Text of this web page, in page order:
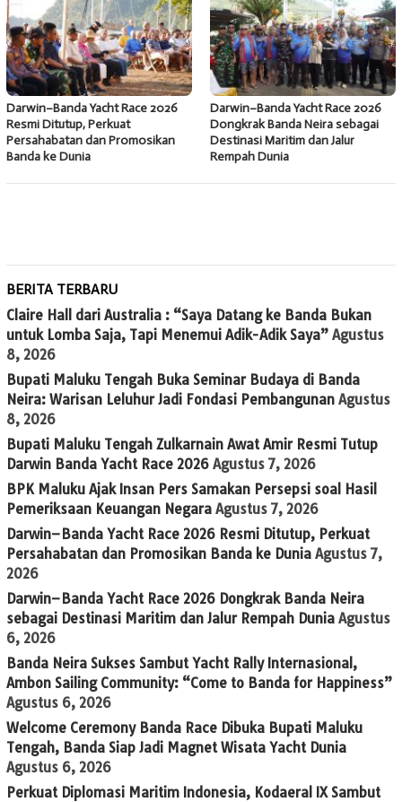
Darwin–Banda Yacht Race 2026
Resmi Ditutup, Perkuat
Persahabatan dan Promosikan
Banda ke Dunia
Darwin–Banda Yacht Race 2026
Dongkrak Banda Neira sebagai
Destinasi Maritim dan Jalur
Rempah Dunia
BERITA TERBARU
Claire Hall dari Australia : “Saya Datang ke Banda Bukan
untuk Lomba Saja, Tapi Menemui Adik-Adik Saya” Agustus
8, 2026
Bupati Maluku Tengah Buka Seminar Budaya di Banda
Neira: Warisan Leluhur Jadi Fondasi Pembangunan Agustus
8, 2026
Bupati Maluku Tengah Zulkarnain Awat Amir Resmi Tutup
Darwin Banda Yacht Race 2026 Agustus 7, 2026
BPK Maluku Ajak Insan Pers Samakan Persepsi soal Hasil
Pemeriksaan Keuangan Negara Agustus 7, 2026
Darwin–Banda Yacht Race 2026 Resmi Ditutup, Perkuat
Persahabatan dan Promosikan Banda ke Dunia Agustus 7,
2026
Darwin–Banda Yacht Race 2026 Dongkrak Banda Neira
sebagai Destinasi Maritim dan Jalur Rempah Dunia Agustus
6, 2026
Banda Neira Sukses Sambut Yacht Rally Internasional,
Ambon Sailing Community: “Come to Banda for Happiness”
Agustus 6, 2026
Welcome Ceremony Banda Race Dibuka Bupati Maluku
Tengah, Banda Siap Jadi Magnet Wisata Yacht Dunia
Agustus 6, 2026
Perkuat Diplomasi Maritim Indonesia, Kodaeral IX Sambut